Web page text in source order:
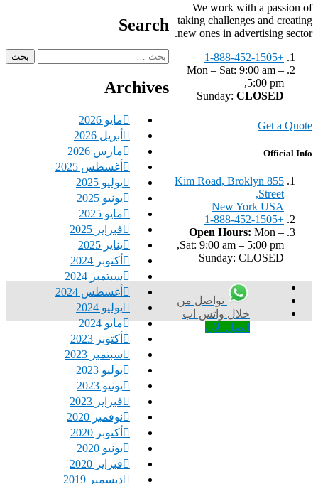
Search
البحث
Archives
مايو 2026
أبريل 2026
مارس 2026
أغسطس 2025
يوليو 2025
يونيو 2025
مايو 2025
فبراير 2025
يناير 2025
أكتوبر 2024
سبتمبر 2024
أغسطس 2024
يوليو 2024
مايو 2024
أكتوبر 2023
سبتمبر 2023
يوليو 2023
يونيو 2023
فبراير 2023
نوفمبر 2020
أكتوبر 2020
يونيو 2020
فبراير 2020
ديسمبر 2019
We work with a passion of
taking challenges and creating
new ones in advertising sector.
+1-888-452-1505
Mon – Sat: 9:00 am –
5:00 pm,
Sunday: CLOSED
Get a Quote
Official Info
855 Kim Road, Broklyn
Street,
New York USA
+1-888-452-1505
Open Hours: Mon –
Sat: 9:00 am – 5:00 pm,
Sunday: CLOSED
تواصل من
خلال واتس اب
اتصل الان